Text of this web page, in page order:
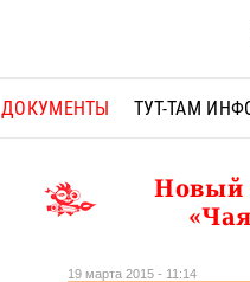
ДОКУМЕНТЫ ТУТ-ТАМ
Новый
19 марта 2015 - 11:14